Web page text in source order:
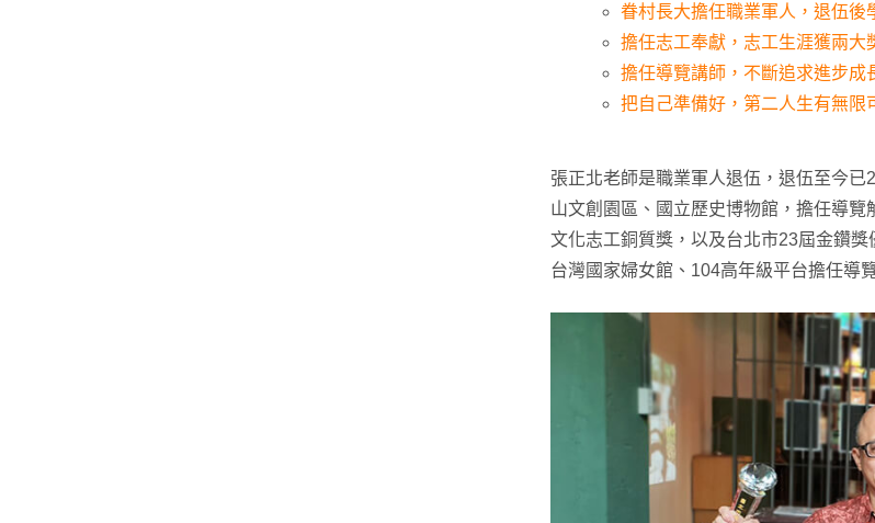
眷村長大擔任職業軍人，退伍後
擔任志工奉獻，志工生涯獲兩大
擔任導覽講師，不斷追求進步成
把自己準備好，第二人生有無限
張正北老師是職業軍人退伍，退伍至今
山文創園區、國立歷史博物館，擔任導
文化志工銅質獎，以及台北市23屆金鑽
台灣國家婦女館、104高年級平台擔任導